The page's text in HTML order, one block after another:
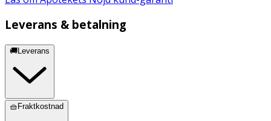
Leverans & betalning
🚚Leverans
🧺Fraktkostnad